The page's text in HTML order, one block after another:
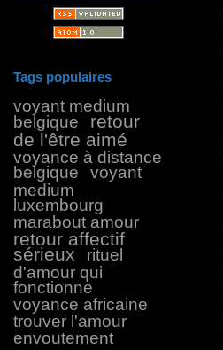
Tags populaires
voyant medium
belgique
retour
de l'être aimé
voyance à distance
belgique
voyant
medium
luxembourg
marabout amour
retour affectif
sérieux
rituel
d'amour qui
fonctionne
voyance africaine
trouver l'amour
envoutement